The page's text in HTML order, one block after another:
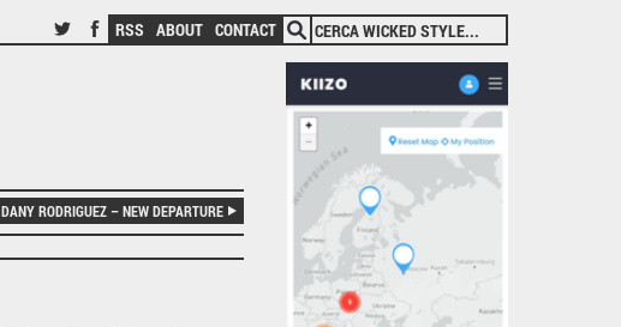
TWITTERFACEBOOK
RSS ABOUT CONTACT
DANY RODRIGUEZ – NEW DEPARTURE